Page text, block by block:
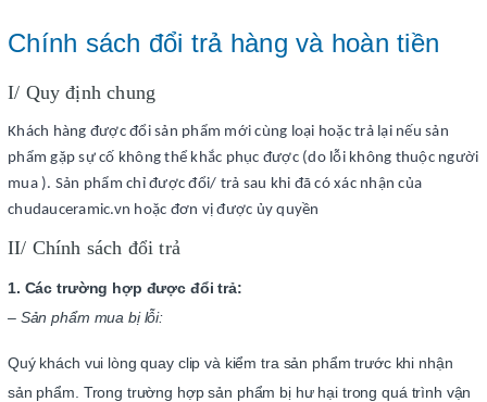
Chính sách đổi trả hàng và hoàn tiền
I/ Quy định chung
Khách hàng được đổi sản phẩm mới cùng loại hoặc trả lại nếu sản
phẩm gặp sự cố không thể khắc phục được (do lỗi không thuộc người
mua ). Sản phẩm chỉ được đổi/ trả sau khi đã có xác nhận của
chudauceramic.vn hoặc đơn vị được ủy quyền
II/ Chính sách đổi trả
1. Các trường hợp được đổi trả:
– Sản phẩm mua bị lỗi:
Quý khách vui lòng quay clip và kiểm tra sản phẩm trước khi nhận
sản phẩm. Trong trường hợp sản phẩm bị hư hại trong quá trình vận